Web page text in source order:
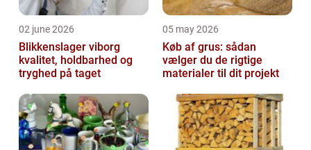
02 june 2026
Blikkenslager viborg
kvalitet, holdbarhed og
tryghed på taget
05 may 2026
Køb af grus: sådan
vælger du de rigtige
materialer til dit projekt